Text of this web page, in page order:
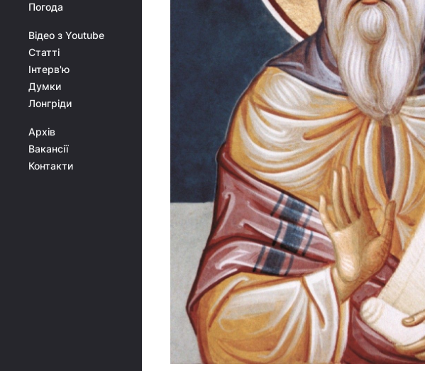
Погода
Відео з Youtube
Статті
Інтерв'ю
Думки
Лонгріди
Архів
Вакансії
Контакти